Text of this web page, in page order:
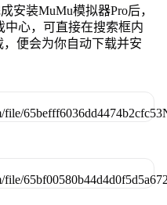
安装MuMu模拟器Pro后，
中心，可直接在搜索框内
便会为你自动下载并安